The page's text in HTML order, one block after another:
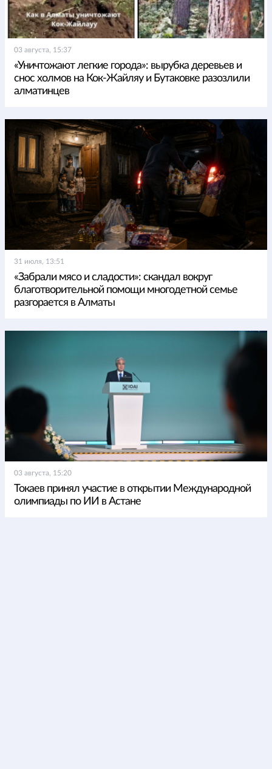
03 августа, 15:37
«Уничтожают легкие города»: вырубка деревьев и
снос холмов на Кок-Жайляу и Бутаковке разозлили
алматинцев
31 июля, 13:51
«Забрали мясо и сладости»: скандал вокруг
благотворительной помощи многодетной семье
разгорается в Алматы
03 августа, 15:20
Токаев принял участие в открытии Международной
олимпиады по ИИ в Астане